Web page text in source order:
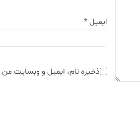
ایمیل *
ذخیره نام، ایمیل و وبسایت من